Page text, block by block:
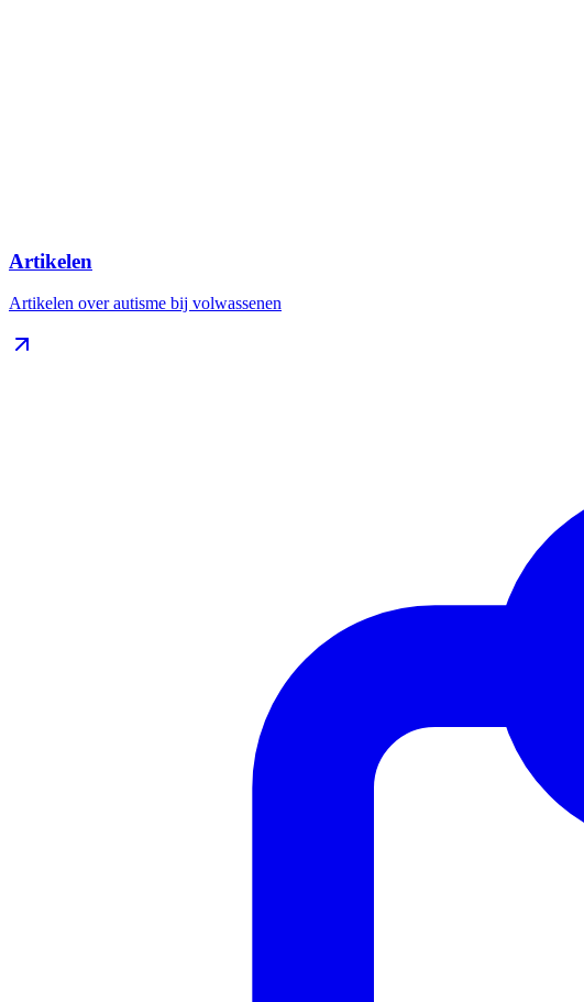
Artikelen
Artikelen over autisme bij volwassenen